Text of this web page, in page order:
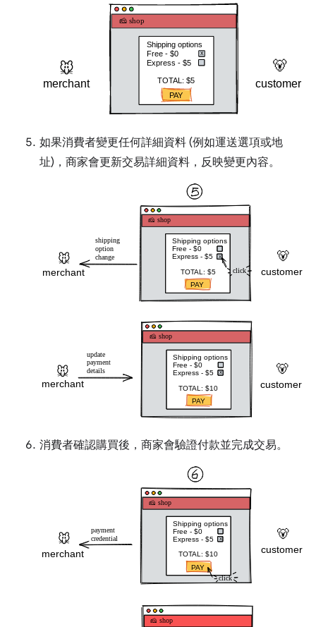
如果消費者變更任何詳細資料 (例如運送選項或地
址)，商家會更新交易詳細資料，反映變更內容。
消費者確認購買後，商家會驗證付款並完成交易。